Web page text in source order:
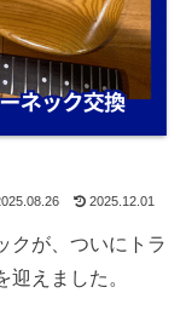
2025.12.01
クが、ついにトラ
えました。